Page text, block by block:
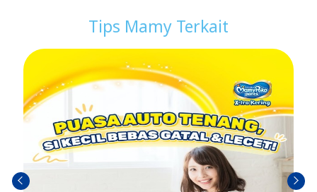
Tips Mamy Terkait
Sebel Berik